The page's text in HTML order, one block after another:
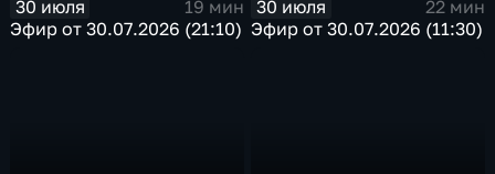
30 июля
19 мин
Эфир от 30.07.2026 (21:10)
30 июля
22 мин
Эфир от 30.07.2026 (11:30)